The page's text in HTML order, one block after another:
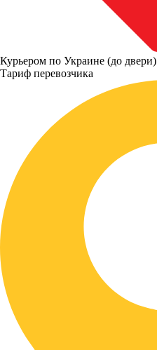
Курьером по Украине (до двери)
Тариф перевозчика